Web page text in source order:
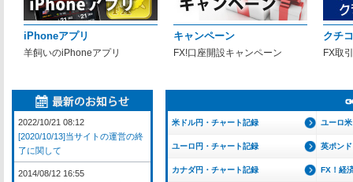
iPhoneアプリ
羊飼いのiPhoneアプリ
キャンペーン
FX!口座開設キャンペーン
クチ
FX取
米ドル円・チャート記録 ユーロ
ユーロ円・チャート記録 英ポン
カナダ円・チャート記録 FX！経
2022/10/21 08:12
[2020/10/13]当サイトの運営の終
了に関して
2014/08/12 16:55